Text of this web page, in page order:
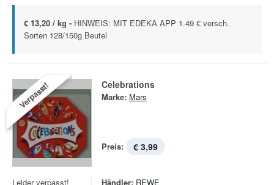
€ 13,20 / kg - HINWEIS: MIT EDEKA APP 1.49 € versch.
Sorten 128/150g Beutel
Verpasst! Celebrations
Marke: Mars
Preis: € 3,99
Leider verpasst! Händler: REWE